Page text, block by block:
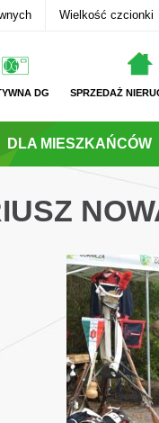
Wielkość czcionki
DG SPRZEDAŻ
DLA MIESZKAŃCÓW